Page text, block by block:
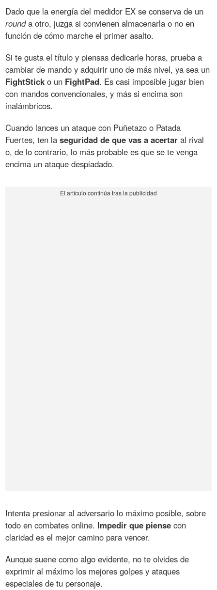
Dado que la energía del medidor EX se conserva de un
rounda otro, juzga si convienen almacenarla o no en
función de cómo marche el primer asalto.
Si te gusta el título y piensas dedicarle horas, prueba a
cambiar de mando y adquirir uno de más nivel, ya sea un
FightStick o un FightPad. Es casi imposible jugar bien
con mandos convencionales, y más si encima son
inalámbricos.
Cuando lances un ataque con Puñetazo o Patada
Fuertes, ten laseguridad de que vas a acertar al rival
o, de lo contrario, lo más probable es que se te venga
encima un ataque despiadado.
Intenta presionar al adversario lo máximo posible, sobre
todo en combates online. Impedir que piense con
claridad es el mejor camino para vencer.
Aunque suene como algo evidente, no te olvides de
exprimir al máximo los mejores golpes y ataques
especiales de tu personaje.